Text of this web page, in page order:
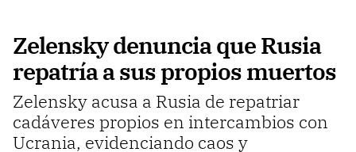
Zelensky denuncia que Rusia
repatría a sus propios muertos
Zelensky acusa a Rusia de repatriar
cadáveres propios en intercambios con
Ucrania, evidenciando caos y